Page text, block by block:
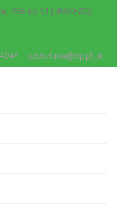
768-ap 51 | 4990-202
secretaria@eppl.pt